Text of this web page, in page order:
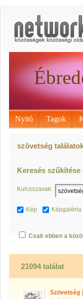
Nyitó Tagok
szövetség
Keresés szűkítése
Kulcsszavak:
Kép Képgaléria
Csak ebben a
21094 találat
Szövetség